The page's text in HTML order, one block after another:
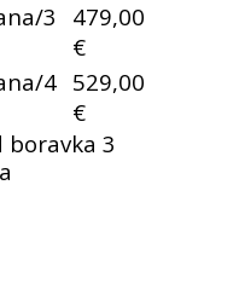
3
479,00
€
4 529,00
€
3